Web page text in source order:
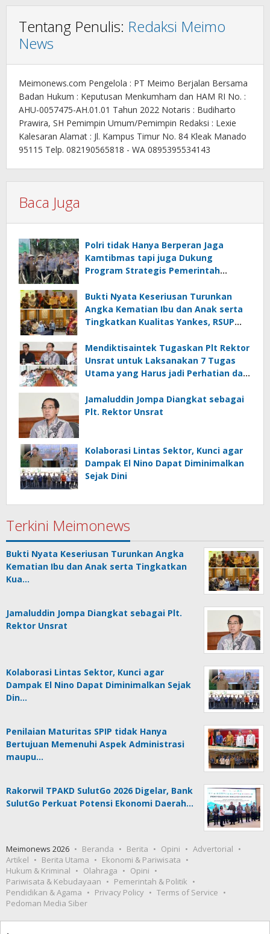
Tentang Penulis: Redaksi Meimo
News
Meimonews.com Pengelola : PT Meimo Berjalan Bersama
Badan Hukum : Keputusan Menkumham dan HAM RI No. :
AHU-0057475-AH.01.01 Tahun 2022 Notaris : Budiharto
Prawira, SH Pemimpin Umum/Pemimpin Redaksi : Lexie
Kalesaran Alamat : Jl. Kampus Timur No. 84 Kleak Manado
95115 Telp. 082190565818 - WA 0895395534143
Baca Juga
Polri tidak Hanya Berperan Jaga
Kamtibmas tapi juga Dukung
Program Strategis Pemerintah
Pangan
Bukti Nyata Keseriusan Turunkan
Angka Kematian Ibu dan Anak serta
Tingkatkan Kualitas Yankes, RSUP
Nasional
Mendiktisaintek Tugaskan Plt Rektor
Unsrat untuk Laksanakan 7 Tugas
Utama yang Harus jadi Perhatian dan
Jamaluddin Jompa Diangkat sebagai
Plt. Rektor Unsrat
Kolaborasi Lintas Sektor, Kunci agar
Dampak El Nino Dapat Diminimalkan
Sejak Dini
Terkini Meimonews
Bukti Nyata Keseriusan Turunkan Angka
Kematian Ibu dan Anak serta Tingkatkan
Kua…
Jamaluddin Jompa Diangkat sebagai Plt.
Rektor Unsrat
Kolaborasi Lintas Sektor, Kunci agar
Dampak El Nino Dapat Diminimalkan Sejak
Din…
Penilaian Maturitas SPIP tidak Hanya
Bertujuan Memenuhi Aspek Administrasi
maupu…
Rakorwil TPAKD SulutGo 2026 Digelar, Bank
SulutGo Perkuat Potensi Ekonomi Daerah…
Meimonews 2026 Beranda Berita Opini
Advertorial
Artikel
Berita Utama
Ekonomi & Pariwisata
Hukum & Kriminal
Olahraga
Opini
Pariwisata & Kebudayaan
Pemerintah & Politik
Pendidikan & Agama
Privacy Policy
Terms of Service
Pedoman Media Siber